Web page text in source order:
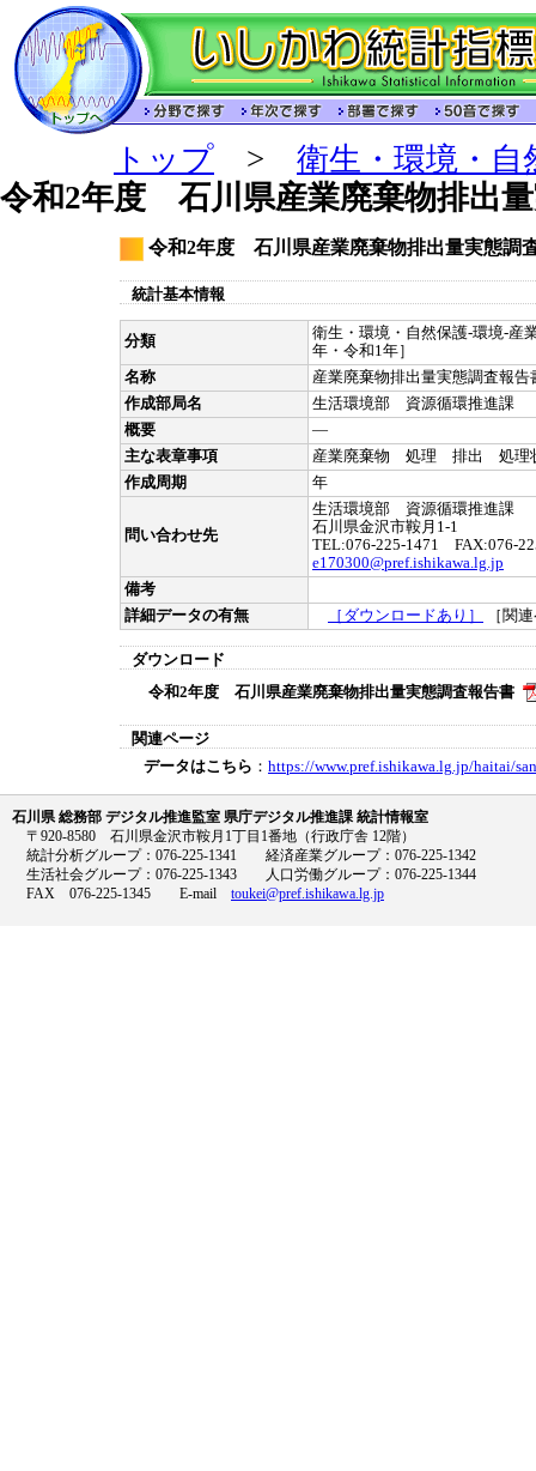
トップ > 衛生・環境・自
令和2年度 石川県産業廃棄物排出
令和2年度 石川県産業廃棄物排出量実態調
統計基本情報
分類
衛生・環境・自然保護-環境-産
年・令和1年］
名称
産業廃棄物排出量実態調査報告
作成部局名
生活環境部 資源循環推進課
概要
―
主な表章事項
産業廃棄物 処理 排出 処理
作成周期
年
問い合わせ先
生活環境部 資源循環推進課
石川県金沢市鞍月1-1
TEL:076-225-1471 FAX:076-
e170300@pref.ishikawa.lg.jp
備考
詳細データの有無
［ダウンロードあり］ ［関
ダウンロード
令和2年度 石川県産業廃棄物排出量実態調査報告書
関連ページ
データはこちら ： https://www.pref.ishikawa.lg.jp/haitai/
石川県 総務部 デジタル推進監室 県庁デジタル推進課 統計情報室
〒920-8580 石川県金沢市鞍月1丁目1番地（行政庁舎 12階）
統計分析グループ：076-225-1341 経済産業グループ：076-225-1342
生活社会グループ：076-225-1343 人口労働グループ：076-225-1344
FAX 076-225-1345 E-mail toukei@pref.ishikawa.lg.jp